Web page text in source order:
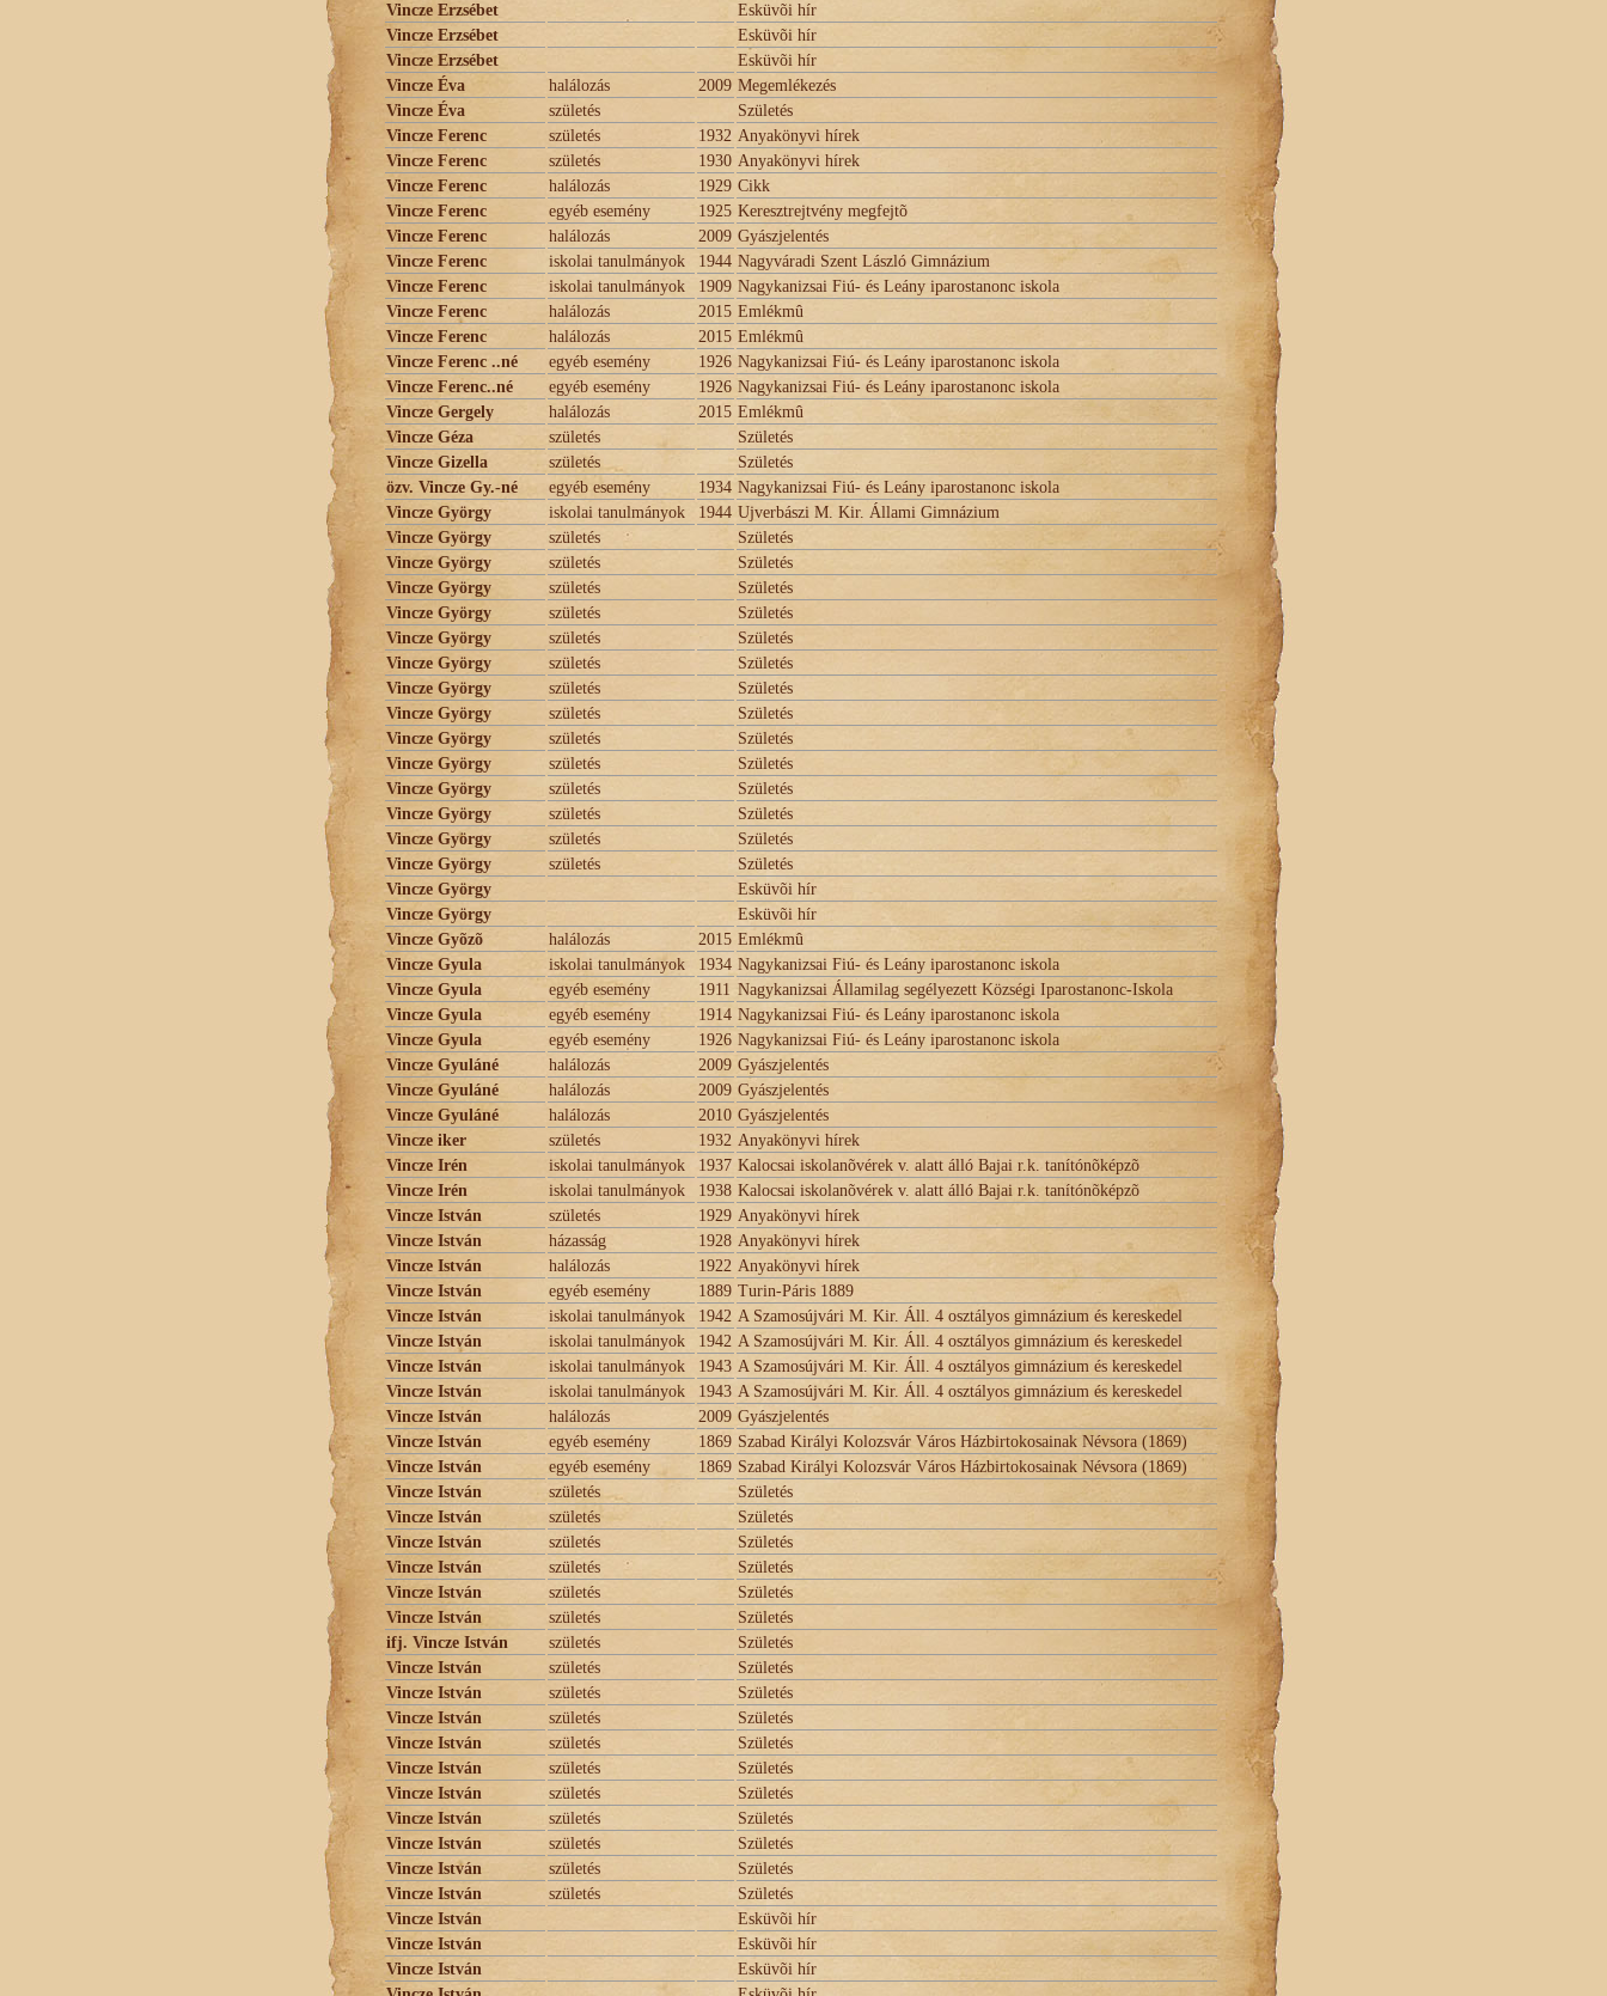
Vincze Erzsébet
Esküvõi hír
Vincze Erzsébet
Esküvõi hír
Vincze Erzsébet
Esküvõi hír
Vincze Éva
halálozás 2009 Megemlékezés
Vincze Éva
születés
Születés
Vincze Ferenc
születés 1932 Anyakönyvi hírek
Vincze Ferenc
születés 1930 Anyakönyvi hírek
Vincze Ferenc
halálozás 1929 Cikk
Vincze Ferenc
egyéb esemény 1925 Keresztrejtvény megfejtõ
Vincze Ferenc
halálozás 2009 Gyászjelentés
Vincze Ferenc
iskolai tanulmányok 1944 Nagyváradi Szent László Gimnázium
Vincze Ferenc
iskolai tanulmányok 1909 Nagykanizsai Fiú- és Leány iparostanonc iskola
Vincze Ferenc
halálozás 2015 Emlékmû
Vincze Ferenc
halálozás 2015 Emlékmû
Vincze Ferenc ..né
egyéb esemény 1926 Nagykanizsai Fiú- és Leány iparostanonc iskola
Vincze Ferenc..né
egyéb esemény 1926 Nagykanizsai Fiú- és Leány iparostanonc iskola
Vincze Gergely
halálozás 2015 Emlékmû
Vincze Géza
születés
Születés
Vincze Gizella
születés
Születés
özv. Vincze Gy.-né
egyéb esemény 1934 Nagykanizsai Fiú- és Leány iparostanonc iskola
Vincze György
iskolai tanulmányok 1944 Ujverbászi M. Kir. Állami Gimnázium
Vincze György
születés
Születés
Vincze György
születés
Születés
Vincze György
születés
Születés
Vincze György
születés
Születés
Vincze György
születés
Születés
Vincze György
születés
Születés
Vincze György
születés
Születés
Vincze György
születés
Születés
Vincze György
születés
Születés
Vincze György
születés
Születés
Vincze György
születés
Születés
Vincze György
születés
Születés
Vincze György
születés
Születés
Vincze György
születés
Születés
Vincze György
Esküvõi hír
Vincze György
Esküvõi hír
Vincze Gyõzõ
halálozás 2015 Emlékmû
Vincze Gyula
iskolai tanulmányok 1934 Nagykanizsai Fiú- és Leány iparostanonc iskola
Vincze Gyula
egyéb esemény 1911 Nagykanizsai Államilag segélyezett Községi Iparostanonc-Iskola
Vincze Gyula
egyéb esemény 1914 Nagykanizsai Fiú- és Leány iparostanonc iskola
Vincze Gyula
egyéb esemény 1926 Nagykanizsai Fiú- és Leány iparostanonc iskola
Vincze Gyuláné
halálozás 2009 Gyászjelentés
Vincze Gyuláné
halálozás 2009 Gyászjelentés
Vincze Gyuláné
halálozás 2010 Gyászjelentés
Vincze iker
születés 1932 Anyakönyvi hírek
Vincze Irén
iskolai tanulmányok 1937 Kalocsai iskolanõvérek v. alatt álló Bajai r.k. tanítónõképzõ
Vincze Irén
iskolai tanulmányok 1938 Kalocsai iskolanõvérek v. alatt álló Bajai r.k. tanítónõképzõ
Vincze István
születés 1929 Anyakönyvi hírek
Vincze István
házasság 1928 Anyakönyvi hírek
Vincze István
halálozás 1922 Anyakönyvi hírek
Vincze István
egyéb esemény 1889 Turin-Páris 1889
Vincze István
iskolai tanulmányok 1942 A Szamosújvári M. Kir. Áll. 4 osztályos gimnázium és kereskedel
Vincze István
iskolai tanulmányok 1942 A Szamosújvári M. Kir. Áll. 4 osztályos gimnázium és kereskedel
Vincze István
iskolai tanulmányok 1943 A Szamosújvári M. Kir. Áll. 4 osztályos gimnázium és kereskedel
Vincze István
iskolai tanulmányok 1943 A Szamosújvári M. Kir. Áll. 4 osztályos gimnázium és kereskedel
Vincze István
halálozás 2009 Gyászjelentés
Vincze István
egyéb esemény 1869 Szabad Királyi Kolozsvár Város Házbirtokosainak Névsora (1869)
Vincze István
egyéb esemény 1869 Szabad Királyi Kolozsvár Város Házbirtokosainak Névsora (1869)
Vincze István
születés
Születés
Vincze István
születés
Születés
Vincze István
születés
Születés
Vincze István
születés
Születés
Vincze István
születés
Születés
Vincze István
születés
Születés
ifj. Vincze István
születés
Születés
Vincze István
születés
Születés
Vincze István
születés
Születés
Vincze István
születés
Születés
Vincze István
születés
Születés
Vincze István
születés
Születés
Vincze István
születés
Születés
Vincze István
születés
Születés
Vincze István
születés
Születés
Vincze István
születés
Születés
Vincze István
születés
Születés
Vincze István
Esküvõi hír
Vincze István
Esküvõi hír
Vincze István
Esküvõi hír